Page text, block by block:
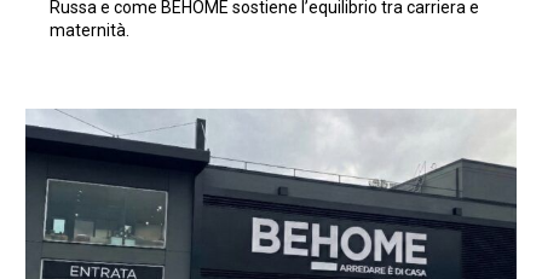
Russa e come BEHOME sostiene l’equilibrio tra carriera e
maternità.